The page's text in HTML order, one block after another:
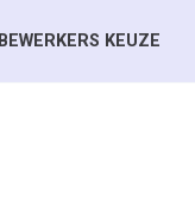
BEWERKERS KEUZE